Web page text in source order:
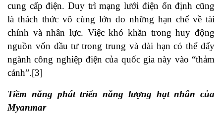
cung cấp điện. Duy trì mạng lưới điện ổn định cũng
là thách thức vô cùng lớn do những hạn chế về tài
chính và nhân lực. Việc khó khăn trong huy động
nguồn vốn đầu tư trong trung và dài hạn có thể đẩy
ngành công nghiệp điện của quốc gia này vào “thảm
cảnh”.[3]
Tiềm năng phát triển năng lượng hạt nhân của
Myanmar